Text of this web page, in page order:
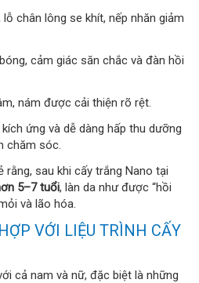
chân lông se khít, nếp nhăn giảm
cảm giác săn chắc và đàn hồi
nám được cải thiện rõ rệt.
ứng và dễ dàng hấp thu dưỡng
chăm sóc.
rằng, sau khi cấy trắng Nano tại
5–7 tuổi, làn da như được “hồi
và lão hóa.
VỚI LIỆU TRÌNH CẤY
cả nam và nữ, đặc biệt là những